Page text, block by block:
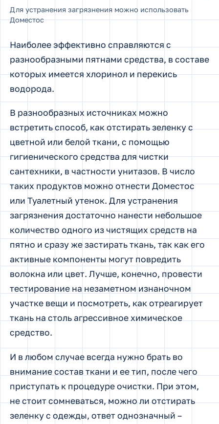
Для устранения загрязнения можно использовать
Доместос
Наиболее эффективно справляются с
разнообразными пятнами средства, в составе
которых имеется хлоринол и перекись
водорода.
В разнообразных источниках можно
встретить способ, как отстирать зеленку с
цветной или белой ткани, с помощью
гигиенического средства для чистки
сантехники, в частности унитазов. В число
таких продуктов можно отнести Доместос
или Туалетный утенок. Для устранения
загрязнения достаточно нанести небольшое
количество одного из чистящих средств на
пятно и сразу же застирать ткань, так как его
активные компоненты могут повредить
волокна или цвет. Лучше, конечно, провести
тестирование на незаметном изнаночном
участке вещи и посмотреть, как отреагирует
ткань на столь агрессивное химическое
средство.
И в любом случае всегда нужно брать во
внимание состав ткани и ее тип, после чего
приступать к процедуре очистки. При этом,
не стоит сомневаться, можно ли отстирать
зеленку с одежды, ответ однозначный –